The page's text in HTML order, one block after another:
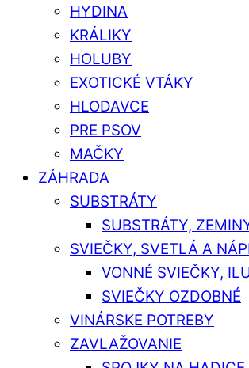
HYDINA
KRÁLIKY
HOLUBY
EXOTICKÉ VTÁKY
HLODAVCE
PRE PSOV
MAČKY
ZÁHRADA
SUBSTRÁTY
SUBSTRÁTY,
SVIEČKY, SVETLÁ A
VONNÉ SVIEČKY,
SVIEČKY OZDOBNÉ
VINÁRSKE POTREBY
ZAVLAŽOVANIE